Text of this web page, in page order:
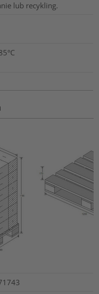
lub recykling.